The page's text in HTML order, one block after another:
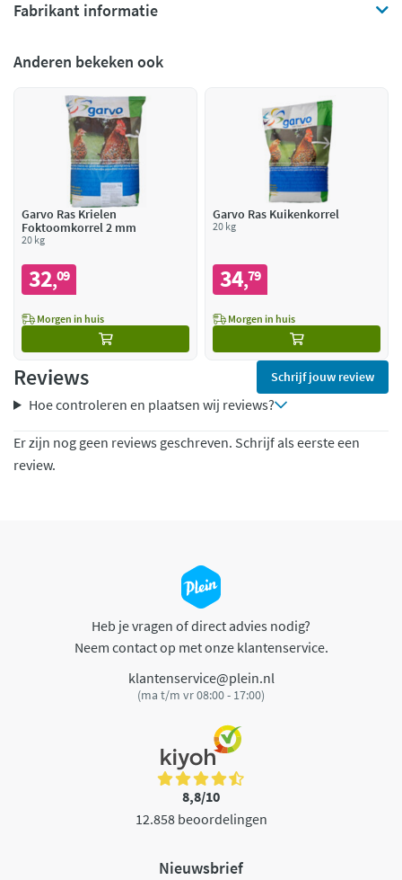
Fabrikant informatie
Anderen bekeken ook
Garvo Ras Krielen
Foktoomkorrel 2 mm
20 kg
32,09
Morgen in huis
Garvo Ras Kuikenkorrel
20 kg
34,79
Morgen in huis
Reviews Schrijf jouw review
Hoe controleren en plaatsen wij reviews?
Er zijn nog geen reviews geschreven. Schrijf als eerste een
review.
Heb je vragen of direct advies nodig?
Neem contact op met onze klantenservice.
klantenservice@plein.nl
(ma t/m vr 08:00 - 17:00)
8,8/10
12.858 beoordelingen
Nieuwsbrief